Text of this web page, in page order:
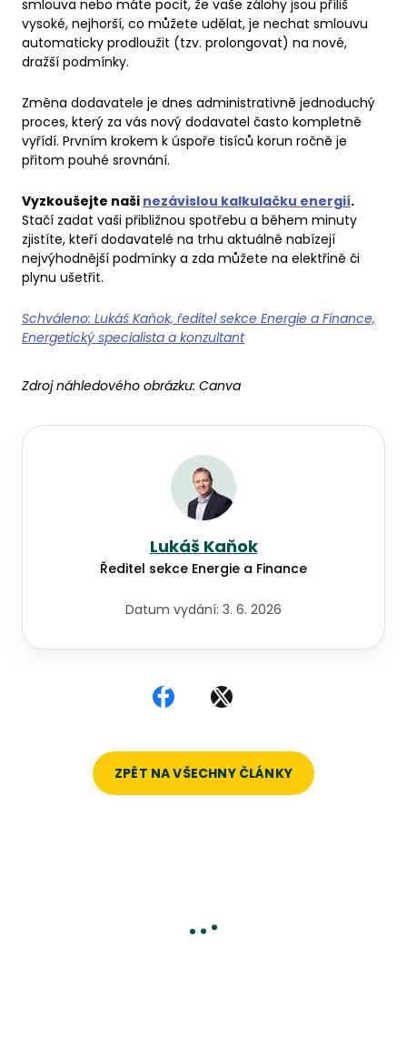
smlouva nebo máte pocit, že vaše zálohy jsou příliš
vysoké, nejhorší, co můžete udělat, je nechat smlouvu
automaticky prodloužit (tzv. prolongovat) na nové,
dražší podmínky.
Změna dodavatele je dnes administrativně jednoduchý
proces, který za vás nový dodavatel často kompletně
vyřídí. Prvním krokem k úspoře tisíců korun ročně je
přitom pouhé srovnání.
Vyzkoušejte naši nezávislou kalkulačku energií.
Stačí zadat vaši přibližnou spotřebu a během minuty
zjistíte, kteří dodavatelé na trhu aktuálně nabízejí
nejvýhodnější podmínky a zda můžete na elektřině či
plynu ušetřit.
Schváleno: Lukáš Kaňok, ředitel sekce Energie a Finance,
Energetický specialista a konzultant
Zdroj náhledového obrázku: Canva
Lukáš Kaňok
Ředitel sekce Energie a Finance
Datum vydání: 3. 6. 2026
Sdílet na Facebooku
Sdílet na X
ZPĚT NA VŠECHNY ČLÁNKY